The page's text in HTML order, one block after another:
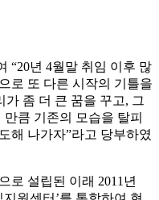
“20년 4월말 취임 이후 많
로 또 다른 시작의 기틀을
가 좀 더 큰 꿈을 꾸고, 그
큼 기존의 모습을 탈피
해 나가자”라고 당부하였
로 설립된 이래 2011년